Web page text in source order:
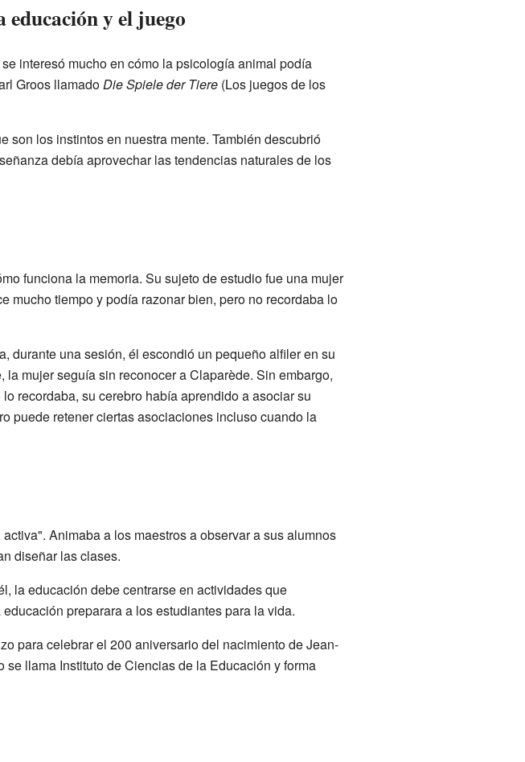
educación y el juego
interesó mucho en cómo la psicología animal podía
Groos llamadoDie Spiele der Tiere(Los juegos de los
son los instintos en nuestra mente. También descubrió
debía aprovechar las tendencias naturales de los
funciona la memoria. Su sujeto de estudio fue una mujer
mucho tiempo y podía razonar bien, pero no recordaba lo
durante una sesión, él escondió un pequeño alfiler en su
mujer seguía sin reconocer a Claparède. Sin embargo,
recordaba, su cerebro había aprendido a asociar su
puede retener ciertas asociaciones incluso cuando la
Animaba a los maestros a observar a sus alumnos
diseñar las clases.
la educación debe centrarse en actividades que
preparara a los estudiantes para la vida.
para celebrar el 200 aniversario del nacimiento de Jean-
llama Instituto de Ciencias de la Educación y forma